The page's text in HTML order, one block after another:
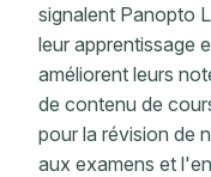
signalent Panopto
leur apprentissage
améliorent leurs
de contenu de
pour la révision de
aux examens et